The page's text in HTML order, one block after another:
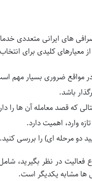
های ایرانی متعددی
کلیدی برای
مواقع ضروری بسیار مهم
باشد.
که قصد معامله آن ها را
وارد، اهمیت دارد.
دو مرحله ای) را بررسی کنید.
فعالیت در نظر بگیرید،
ها مشابه یکدیگر است.